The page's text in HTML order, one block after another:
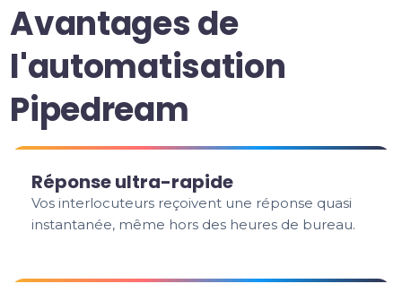
Avantages de
l'automatisation
Pipedream
Réponse ultra-rapide
Vos interlocuteurs reçoivent une réponse quasi
instantanée, même hors des heures de bureau.